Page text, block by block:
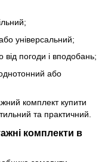
універсальний;
погоди і вподобань;
або
комплект купити
та практичний.
комплекти в